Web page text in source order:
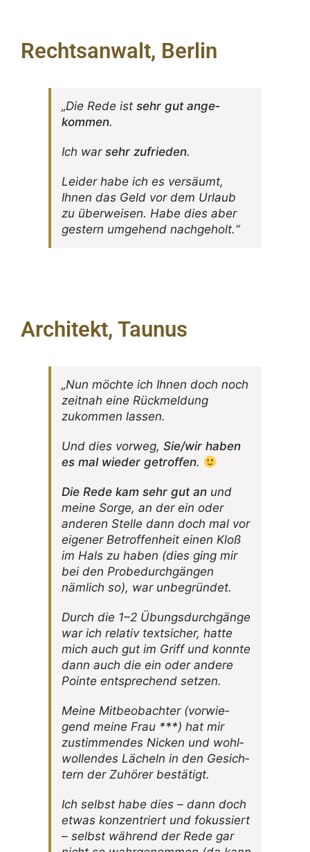
Rechtsanwalt, Berlin
„Die Rede ist sehr gut ange­
kommen.
Ich war sehr zufrieden.
Leider habe ich es versäumt,
Ihnen das Geld vor dem Urlaub
zu über­weisen. Habe dies aber
gestern umge­hend nachgeholt.“
Architekt, Taunus
„Nun möchte ich Ihnen doch noch
zeitnah eine Rück­mel­dung
zukommen lassen.
Und dies vorweg, Sie/wir haben
es mal wieder getroffen.
Die Rede kam sehr gut an und
meine Sorge, an der ein oder
anderen Stelle dann doch mal vor
eigener Betrof­fen­heit einen Kloß
im Hals zu haben (dies ging mir
bei den Probe­durch­gängen
nämlich so), war unbegründet.
Durch die 1–2 Übungs­durch­gänge
war ich relativ text­si­cher, hatte
mich auch gut im Griff und konnte
dann auch die ein oder andere
Pointe entspre­chend setzen.
Meine Mitbe­ob­achter (vorwie­
gend meine Frau ***) hat mir
zustim­mendes Nicken und wohl­
wol­lendes Lächeln in den Gesich­
tern der Zuhörer bestätigt.
Ich selbst habe dies – dann doch
etwas konzen­triert und fokus­siert
– selbst während der Rede gar